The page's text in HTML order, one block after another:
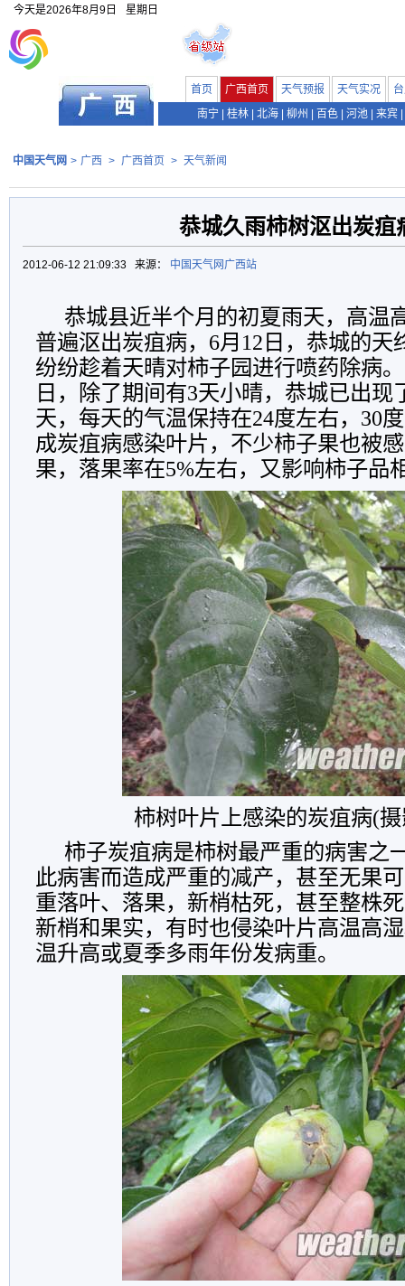
今天是2026年8月9日 星期日
首页 广西首页 天气预报 天气实况
南宁
桂林 北海 柳州 百色 河池 来宾
中国天气网 > 广西 > 广西首页 > 天气新闻
恭城久雨柿树沤出炭疽
2012-06-12 21:09:33 来源： 中国天气网广西站
恭城县近半个月的初夏雨天，高温
普遍沤出炭疽病，6月12日，恭城的天
纷纷趁着天晴对柿子园进行喷药除病
日，除了期间有3天小晴，恭城已出现
天，每天的气温保持在24度左右，30
成炭疽病感染叶片，不少柿子果也被
果，落果率在5%左右，又影响柿子品
柿树叶片上感染的炭疽病(
柿子炭疽病是柿树最严重的病害之
此病害而造成严重的减产，甚至无果
重落叶、落果，新梢枯死，甚至整株
新梢和果实，有时也侵染叶片高温高
温升高或夏季多雨年份发病重。